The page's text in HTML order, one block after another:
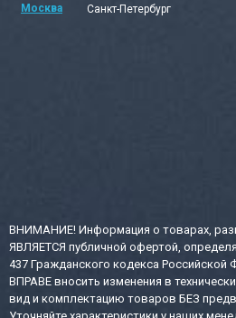
Москва Санкт-Петербург
ВНИМАНИЕ! Информация о товарах,
ЯВЛЯЕТСЯ публичной офертой,
437 Гражданского кодекса Российской
ВПРАВЕ вносить изменения в
вид и комплектацию товаров БЕЗ